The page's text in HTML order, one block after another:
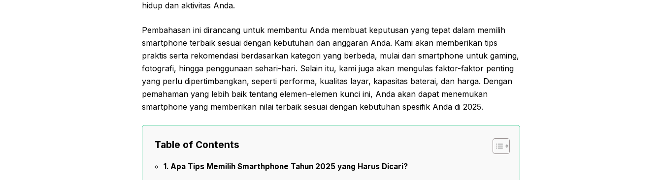
hidup dan aktivitas Anda.
Pembahasan ini dirancang untuk membantu Anda membuat keputusan yang tepat dalam memilih
smartphone terbaik sesuai dengan kebutuhan dan anggaran Anda. Kami akan memberikan tips
praktis serta rekomendasi berdasarkan kategori yang berbeda, mulai dari smartphone untuk gaming,
fotografi, hingga penggunaan sehari-hari. Selain itu, kami juga akan mengulas faktor-faktor penting
yang perlu dipertimbangkan, seperti performa, kualitas layar, kapasitas baterai, dan harga. Dengan
pemahaman yang lebih baik tentang elemen-elemen kunci ini, Anda akan dapat menemukan
smartphone yang memberikan nilai terbaik sesuai dengan kebutuhan spesifik Anda di 2025.
Table of Contents
Apa Tips Memilih Smarthphone Tahun 2025 yang Harus Dicari?